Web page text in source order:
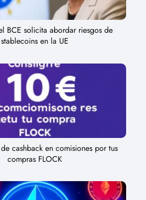
BCE solicita abordar riesgos de
stablecoins en la UE
cashback en comisiones por tus
compras FLOCK